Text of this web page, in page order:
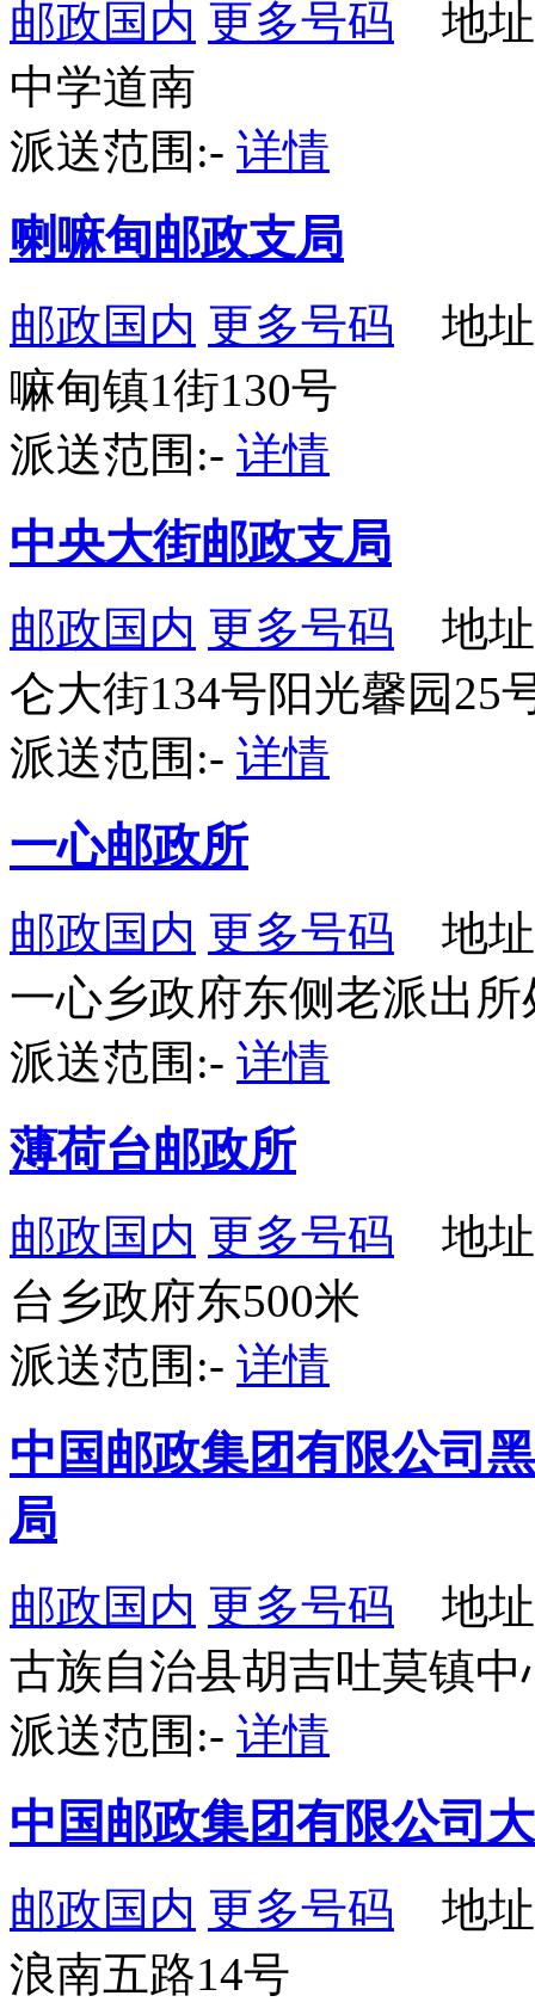
邮政国内 更多号码 地址
中学道南
派送范围:- 详情
喇嘛甸邮政支局
邮政国内 更多号码 地址
嘛甸镇1街130号
派送范围:- 详情
中央大街邮政支局
邮政国内 更多号码 地址
仑大街134号阳光馨园25
派送范围:- 详情
一心邮政所
邮政国内 更多号码 地址
一心乡政府东侧老派出所
派送范围:- 详情
薄荷台邮政所
邮政国内 更多号码 地址
台乡政府东500米
派送范围:- 详情
中国邮政集团有限公司
局
邮政国内 更多号码 地址
古族自治县胡吉吐莫镇中
派送范围:- 详情
中国邮政集团有限公司
邮政国内 更多号码 地址
浪南五路14号